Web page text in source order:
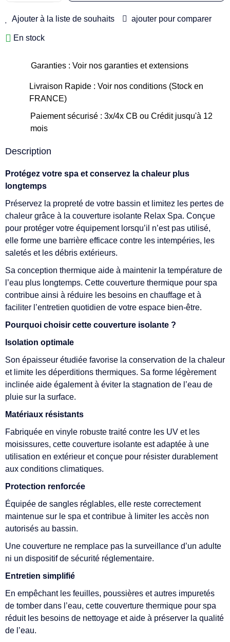
Ajouter à la liste de souhaits ajouter pour comparer
En stock
Garanties : Voir nos garanties et extensions
Livraison Rapide : Voir nos conditions (Stock en
FRANCE)
Paiement sécurisé : 3x/4x CB ou Crédit jusqu'à 12
mois
Description
Protégez votre spa et conservez la chaleur plus
longtemps
Préservez la propreté de votre bassin et limitez les pertes de
chaleur grâce à la couverture isolante Relax Spa. Conçue
pour protéger votre équipement lorsqu’il n’est pas utilisé,
elle forme une barrière efficace contre les intempéries, les
saletés et les débris extérieurs.
Sa conception thermique aide à maintenir la température de
l’eau plus longtemps. Cette couverture thermique pour spa
contribue ainsi à réduire les besoins en chauffage et à
faciliter l’entretien quotidien de votre espace bien-être.
Pourquoi choisir cette couverture isolante ?
Isolation optimale
Son épaisseur étudiée favorise la conservation de la chaleur
et limite les déperditions thermiques. Sa forme légèrement
inclinée aide également à éviter la stagnation de l’eau de
pluie sur la surface.
Matériaux résistants
Fabriquée en vinyle robuste traité contre les UV et les
moisissures, cette couverture isolante est adaptée à une
utilisation en extérieur et conçue pour résister durablement
aux conditions climatiques.
Protection renforcée
Équipée de sangles réglables, elle reste correctement
maintenue sur le spa et contribue à limiter les accès non
autorisés au bassin.
Une couverture ne remplace pas la surveillance d’un adulte
ni un dispositif de sécurité réglementaire.
Entretien simplifié
En empêchant les feuilles, poussières et autres impuretés
de tomber dans l’eau, cette couverture thermique pour spa
réduit les besoins de nettoyage et aide à préserver la qualité
de l’eau.